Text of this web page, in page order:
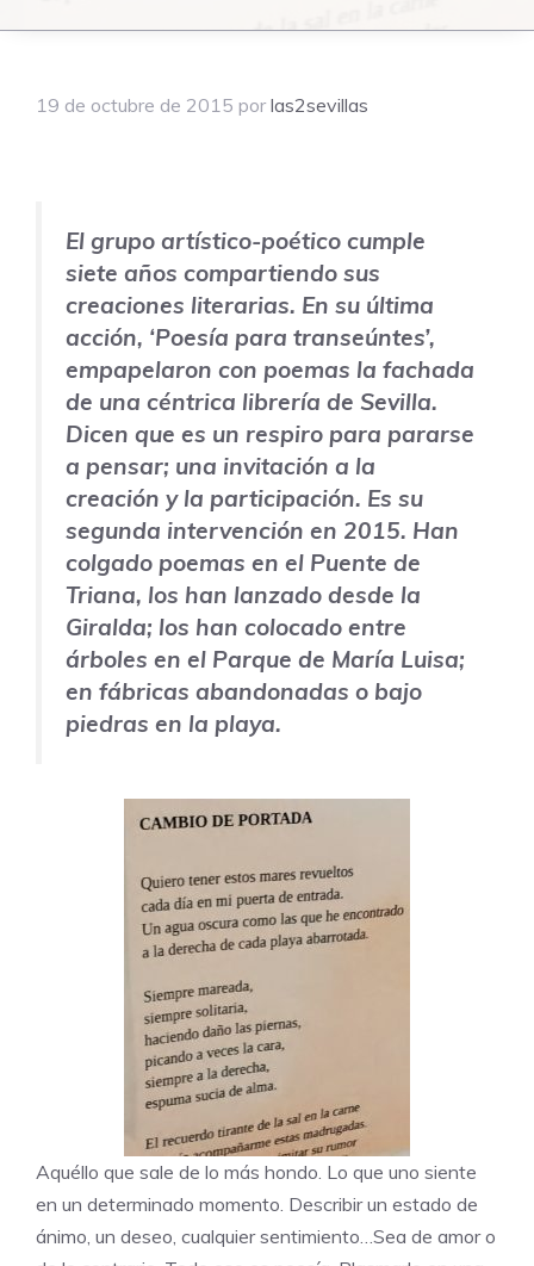
19 de octubre de 2015 por las2sevillas
El grupo artístico-poético cumple
siete años compartiendo sus
creaciones literarias. En su última
acción, ‘Poesía para transeúntes’,
empapelaron con poemas la fachada
de una céntrica librería de Sevilla.
Dicen que es un respiro para pararse
a pensar; una invitación a la
creación y la participación. Es su
segunda intervención en 2015. Han
colgado poemas en el Puente de
Triana, los han lanzado desde la
Giralda; los han colocado entre
árboles en el Parque de María Luisa;
en fábricas abandonadas o bajo
piedras en la playa.
Aquéllo que sale de lo más hondo. Lo que uno siente
en un determinado momento. Describir un estado de
ánimo, un deseo, cualquier sentimiento…Sea de amor o